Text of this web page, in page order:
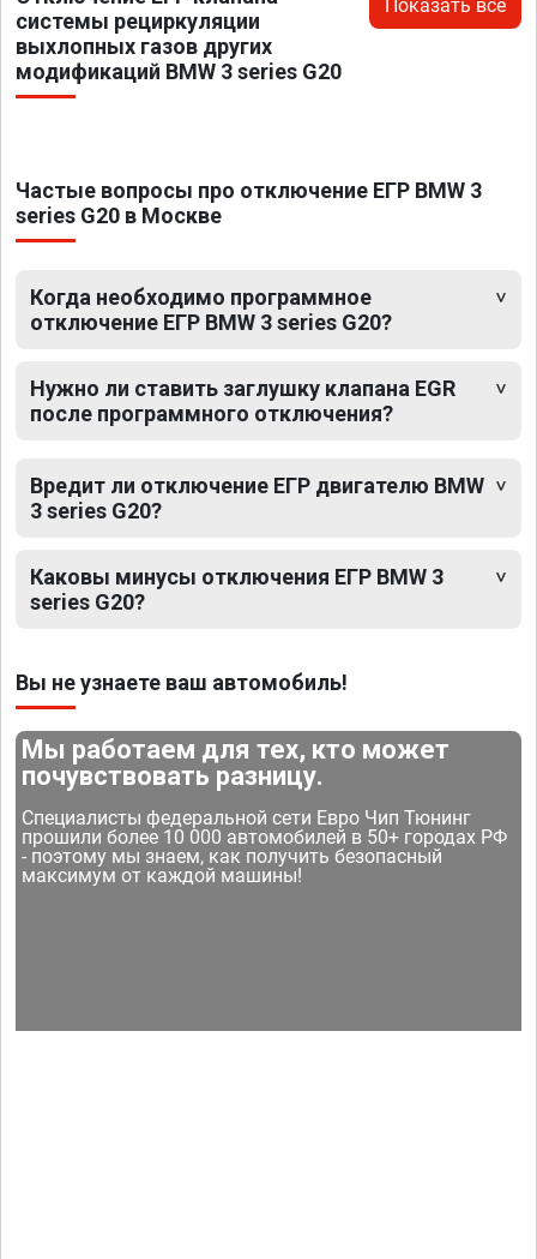
системы рециркуляции
выхлопных газов других
модификаций BMW 3 series G20
Показать все
Частые вопросы про отключение ЕГР BMW 3
series G20 в Москве
Когда необходимо программное
отключение ЕГР BMW 3 series G20?
Нужно ли ставить заглушку клапана EGR
после программного отключения?
Вредит ли отключение ЕГР двигателю BMW
3 series G20?
Каковы минусы отключения ЕГР BMW 3
series G20?
Вы не узнаете ваш автомобиль!
Мы работаем для тех, кто может
почувствовать разницу.
Специалисты федеральной сети Евро Чип Тюнинг
прошили более 10 000 автомобилей в 50+ городах РФ
- поэтому мы знаем, как получить безопасный
максимум от каждой машины!